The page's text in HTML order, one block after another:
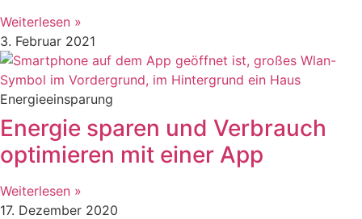
Weiterlesen »
3. Februar 2021
Energieeinsparung
Energie sparen und Verbrauch
optimieren mit einer App
Weiterlesen »
17. Dezember 2020